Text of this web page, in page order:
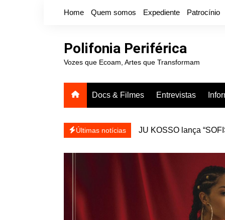
Home Quem somos Expediente Patrocínio
Polifonia Periférica
Vozes que Ecoam, Artes que Transformam
Docs & Filmes Entrevistas
Últimas notícias
JU KOSSO lança
Projota relança a